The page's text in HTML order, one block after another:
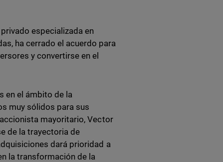
especializada en
ha cerrado el acuerdo para
y convertirse en el
en el ámbito de la
muy sólidos para sus
mayoritario, Vector
de la trayectoria de
dará prioridad a
la transformación de la